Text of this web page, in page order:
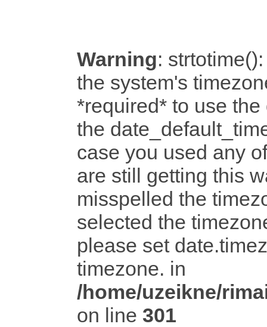
Warning:
the system's
*required* to use
the
case you used any
are still getting this
misspelled the
selected the
please set
timezone. in
/home/uzeikne/
on line 301